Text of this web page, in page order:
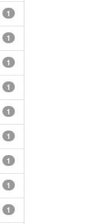
1
1
1
1
1
1
1
1
1